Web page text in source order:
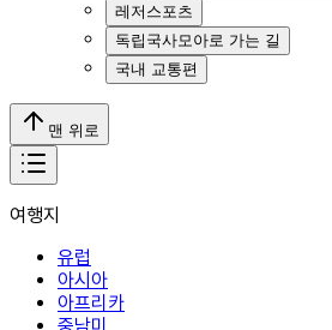
레저스포츠
독립국사모아로 가는 길
국내 교통편
맨 위로
여행지
유럽
아시아
아프리카
중남미